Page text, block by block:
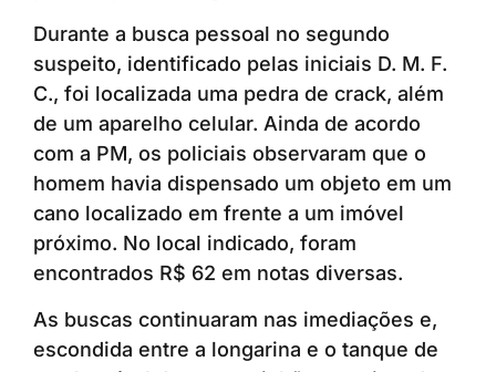
Durante a busca pessoal no segundo
suspeito, identificado pelas iniciais D. M. F.
C., foi localizada uma pedra de crack, além
de um aparelho celular. Ainda de acordo
com a PM, os policiais observaram que o
homem havia dispensado um objeto em um
cano localizado em frente a um imóvel
próximo. No local indicado, foram
encontrados R$ 62 em notas diversas.
As buscas continuaram nas imediações e,
escondida entre a longarina e o tanque de